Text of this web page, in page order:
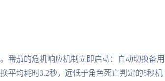
番茄的危机响应机制立即启动：自动切换备用
平均耗时3.2秒，远低于角色死亡判定的6秒机